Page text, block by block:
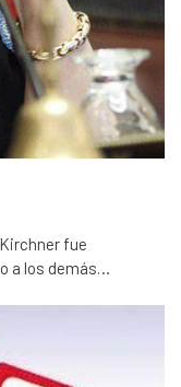
fue
a los demás…